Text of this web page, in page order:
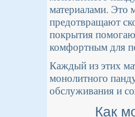
материалами. Это
предотвращают
покрытия
комфортным для
Каждый из этих
монолитного
обслуживания и
Как